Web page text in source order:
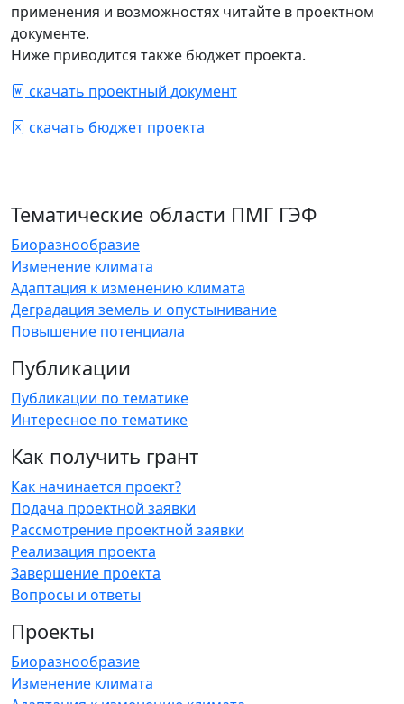
применения и возможностях читайте в проектном
документе.
Ниже приводится также бюджет проекта.
скачать проектный документ
скачать бюджет проекта
Тематические области ПМГ ГЭФ
Биоразнообразие
Изменение климата
Адаптация к изменению климата
Деградация земель и опустынивание
Повышение потенциала
Публикации
Публикации по тематике
Интересное по тематике
Как получить грант
Как начинается проект?
Подача проектной заявки
Рассмотрение проектной заявки
Реализация проекта
Завершение проекта
Вопросы и ответы
Проекты
Биоразнообразие
Изменение климата